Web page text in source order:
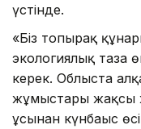
үстінде.
«Біз топырақ
экологиялық таза
керек. Облыста
жұмыстары жақсы
ұсынған күнбағыс